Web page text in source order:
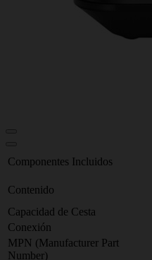
Componentes Incluidos
Contenido
Capacidad de Cesta
Conexión
MPN (Manufacturer Part
Number)